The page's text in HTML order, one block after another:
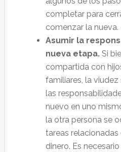
completar para
comenzar la nueva.
Asumir la
nueva etapa.Si
compartida con
familiares, la
las
nuevo en uno
la otra persona se
tareas
dinero. Es